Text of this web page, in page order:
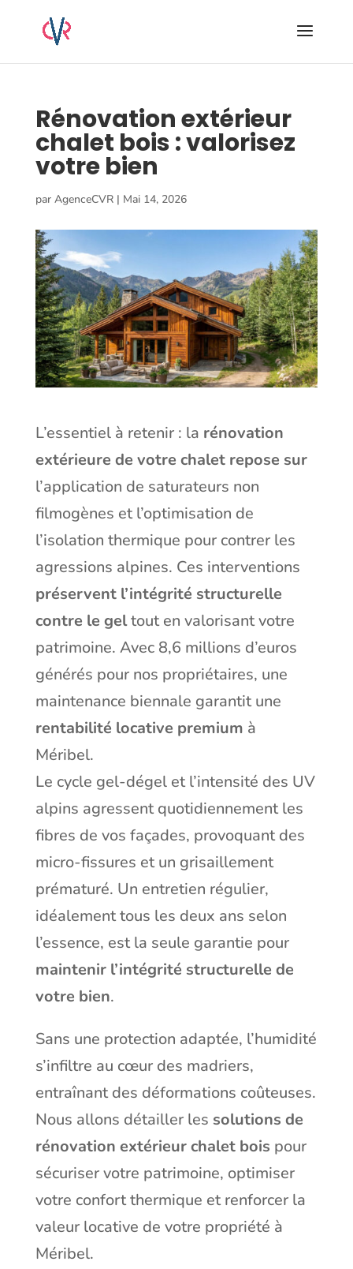
Rénovation extérieur
chalet bois : valorisez
votre bien
par AgenceCVR| Mai 14, 2026
L’essentiel à retenir : la rénovation
extérieure de votre chalet repose sur
l’application de saturateurs non
filmogènes et l’optimisation de
l’isolation thermique pour contrer les
agressions alpines. Ces interventions
préservent l’intégrité structurelle
contre le geltout en valorisant votre
patrimoine. Avec 8,6 millions d’euros
générés pour nos propriétaires, une
maintenance biennale garantit une
rentabilité locative premium à
Méribel.
Le cycle gel-dégel et l’intensité des UV
alpins agressent quotidiennement les
fibres de vos façades, provoquant des
micro-fissures et un grisaillement
prématuré. Un entretien régulier,
idéalement tous les deux ans selon
l’essence, est la seule garantie pour
maintenir l’intégrité structurelle de
votre bien.
Sans une protection adaptée, l’humidité
s’infiltre au cœur des madriers,
entraînant des déformations coûteuses.
Nous allons détailler les solutions de
rénovation extérieur chalet bois pour
sécuriser votre patrimoine, optimiser
votre confort thermique et renforcer la
valeur locative de votre propriété à
Méribel.